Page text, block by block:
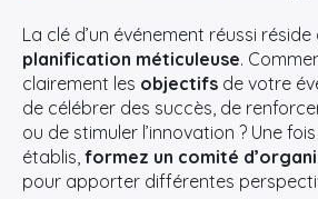
La clé d’un événement réussi
planification méticuleuse.
clairement les objectifs de votre
de célébrer des succès, de
ou de stimuler l’innovation ? Une
établis, formez un comité
pour apporter différentes